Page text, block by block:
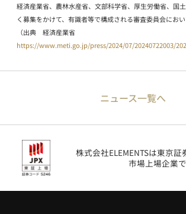
経済産業省、農林水産省、文部科学省、厚生労働省、国
く募集をかけて、有識者等で構成される審査委員会におい
（出典 経済産業省
https://www.meti.go.jp/press/2024/07/20240722003/
ニュース一覧へ
株式会社ELEMENTSは東京
市場上場企業